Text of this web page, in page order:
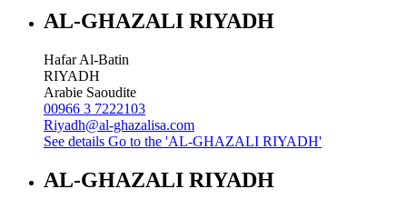
AL-GHAZALI RIYADH
Hafar Al-Batin
RIYADH
Arabie Saoudite
00966 3 7222103
Riyadh@al-ghazalisa.com
See details Go to the 'AL-GHAZALI RIYADH'
AL-GHAZALI RIYADH